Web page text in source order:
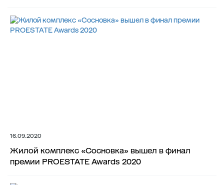
16.09.2020
Жилой комплекс «Сосновка» вышел в финал
премии PROESTATE Awards 2020